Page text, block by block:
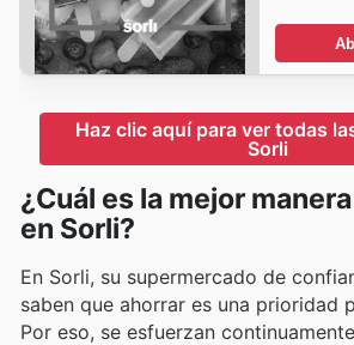
Haz clic aquí para ver todas
Sorli
¿Cuál es la mejor
en Sorli?
En Sorli, su supermercado de
saben que ahorrar es una prioridad
Por eso, se esfuerzan